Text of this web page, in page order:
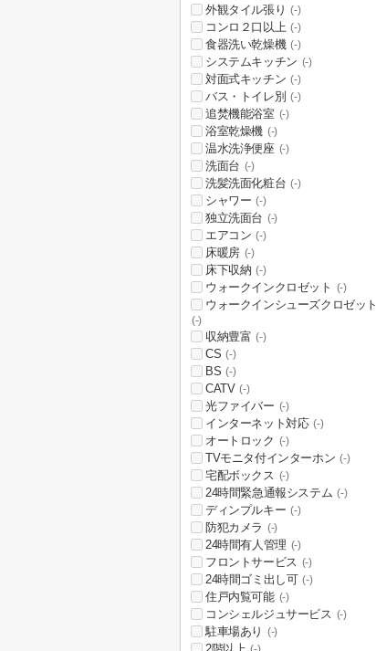
外観タイル張り (-)
コンロ２口以上 (-)
食器洗い乾燥機 (-)
システムキッチン (-)
対面式キッチン (-)
バス・トイレ別 (-)
追焚機能浴室 (-)
浴室乾燥機 (-)
温水洗浄便座 (-)
洗面台 (-)
洗髪洗面化粧台 (-)
シャワー (-)
独立洗面台 (-)
エアコン (-)
床暖房 (-)
床下収納 (-)
ウォークインクロゼット (-)
ウォークインシューズクロゼット
(-)
収納豊富 (-)
CS (-)
BS (-)
CATV (-)
光ファイバー (-)
インターネット対応 (-)
オートロック (-)
TVモニタ付インターホン (-)
宅配ボックス (-)
24時間緊急通報システム (-)
ディンプルキー (-)
防犯カメラ (-)
24時間有人管理 (-)
フロントサービス (-)
24時間ゴミ出し可 (-)
住戸内覧可能 (-)
コンシェルジュサービス (-)
駐車場あり (-)